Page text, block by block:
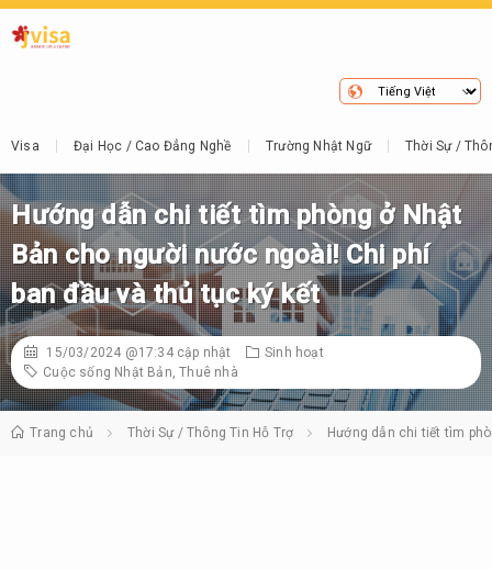
Visa Đại Học / Cao Đẳng Nghề Trường Nhật Ngữ Thời Sự /
Hướng dẫn chi tiết tìm phòng ở Nhật
Bản cho người nước ngoài! Chi phí
ban đầu và thủ tục ký kết
15/03/2024 @17:34cập nhật
Sinh hoạt
Cuộc sống Nhật Bản,Thuê nhà
Trang chủ Thời Sự / Thông Tin Hỗ Trợ Hướng dẫn chi tiết tìm